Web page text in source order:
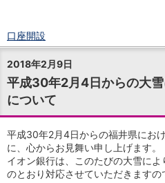
口座開設
ログイン
チャット
メニュー
商品・サービス
預金
円預金TOP
普通預金
定期預金
積立式定期預金
2018年2月9日
平成30年2月4日からの大
について
平成30年2月4日からの福井県にお
に、心からお見舞い申し上げます。
イオン銀行は、このたびの大雪に
のとおり対応させていただきますの